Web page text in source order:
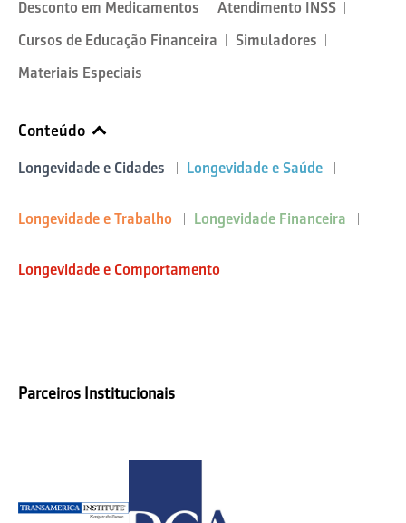
Desconto em Medicamentos
Atendimento INSS
Cursos de Educação Financeira
Simuladores
Materiais Especiais
Conteúdo
Longevidade e Cidades Longevidade e Saúde
Longevidade e Trabalho Longevidade Financeira
Longevidade e Comportamento
Parceiros Institucionais